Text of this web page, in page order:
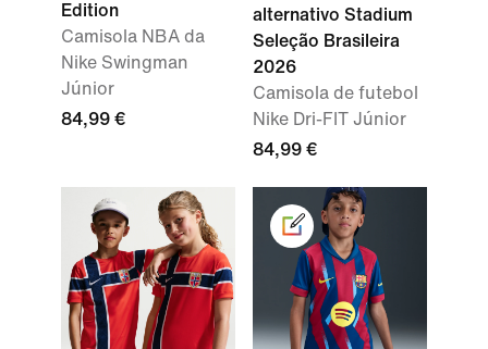
Edition
Camisola NBA da
Nike Swingman
Júnior
84,99 €
alternativo Stadium
Seleção Brasileira
2026
Camisola de futebol
Nike Dri-FIT Júnior
84,99 €